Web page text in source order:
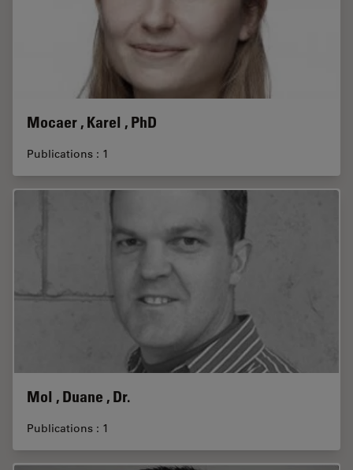
Mocaer , Karel , PhD
Publications : 1
Mol , Duane , Dr.
Publications : 1